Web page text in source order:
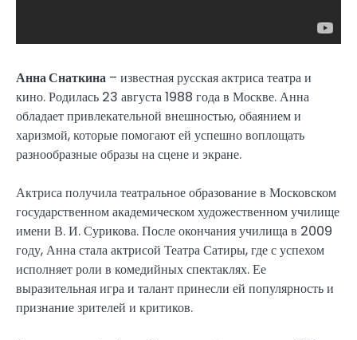
Анна Снаткина – известная русская актриса театра и
кино. Родилась 23 августа 1988 года в Москве. Анна
обладает привлекательной внешностью, обаянием и
харизмой, которые помогают ей успешно воплощать
разнообразные образы на сцене и экране.
Актриса получила театральное образование в Московском
государственном академическом художественном училище
имени В. И. Сурикова. После окончания училища в 2009
году, Анна стала актрисой Театра Сатиры, где с успехом
исполняет роли в комедийных спектаклях. Ее
выразительная игра и талант принесли ей популярность и
признание зрителей и критиков.